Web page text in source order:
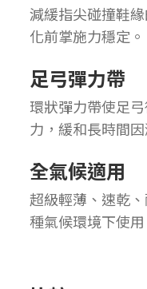
減緩指尖碰撞鞋
化前掌施力穩定。
足弓彈力帶
環狀彈力帶使足
力，緩和長時間
全氣候適用
超級輕薄、速乾
種氣候環境下使用